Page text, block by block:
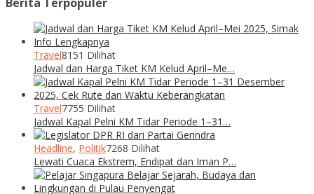
Travel8151 Dilihat
Jadwal dan Harga Tiket KM Kelud April–Me…
Travel7755 Dilihat
Jadwal Kapal Pelni KM Tidar Periode 1–31…
Headline, Politik7268 Dilihat
Lewati Cuaca Ekstrem, Endipat dan Iman P…